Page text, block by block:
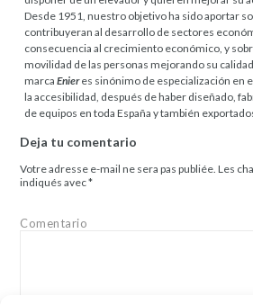
Desde 1951, nuestro objetivo ha sido aportar
contribuyeran al desarrollo de sectores
consecuencia al crecimiento económico, y
movilidad de las personas mejorando su
marca Enieres sinónimo de especialización en
la accesibilidad, después de haber diseñado,
de equipos en toda España y también
Deja tu comentario
Votre adresse e-mail ne sera pas publiée. Les
indiqués avec*
Comentario